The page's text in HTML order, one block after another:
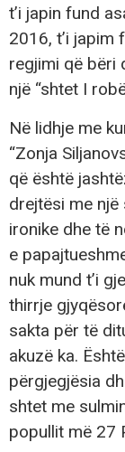
t’i japin fund
2016, t’i japim
regjimi që bëri
një “shtet I
Në lidhje me
“Zonja
që është
drejtësi me
ironike dhe të
e
nuk mund t’i
thirrje
sakta për të
akuzë ka.
përgjegjësia
shtet me
popullit më 27